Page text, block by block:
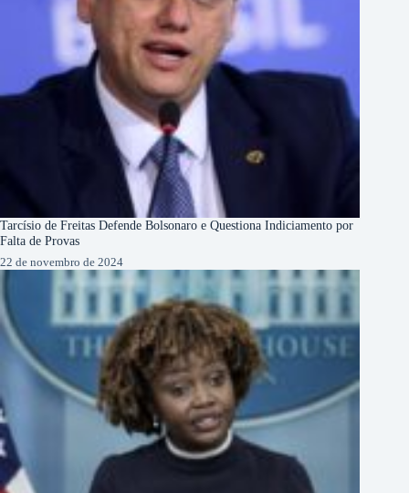
Tarcísio de Freitas Defende Bolsonaro e Questiona Indiciamento por
Falta de Provas
22 de novembro de 2024